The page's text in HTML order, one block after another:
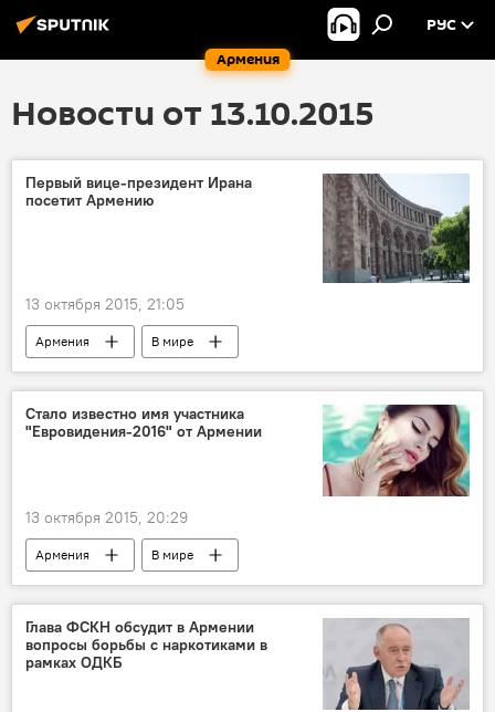
Армения
РУС
Новости от 13.10.2015
Первый вице-президент Ирана
посетит Армению
13 октября 2015, 21:05
Армения В мире
Стало известно имя участника
"Евровидения-2016" от Армении
13 октября 2015, 20:29
Армения В мире
Глава ФСКН обсудит в Армении
вопросы борьбы с наркотиками в
рамках ОДКБ